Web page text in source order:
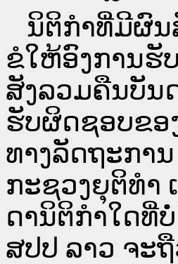
ນິ​ຕິ​ກຳ​ທີ່​ມີ​ຜົນ​
ຂໍໃຫ້ອົງ​ການ​ຮັ
ສັງລວມຄືນບັນ
ຮັບຜິດຊອບຂອ
ທາງ​ລັດ​ຖະ​ກາ
ກະຊວງຍຸຕິທໍາ
ດາ​ນິ​ຕິ​ກຳ​ໃດ​ທີ່
ສປ​ປ ລາວ ​ຈະ